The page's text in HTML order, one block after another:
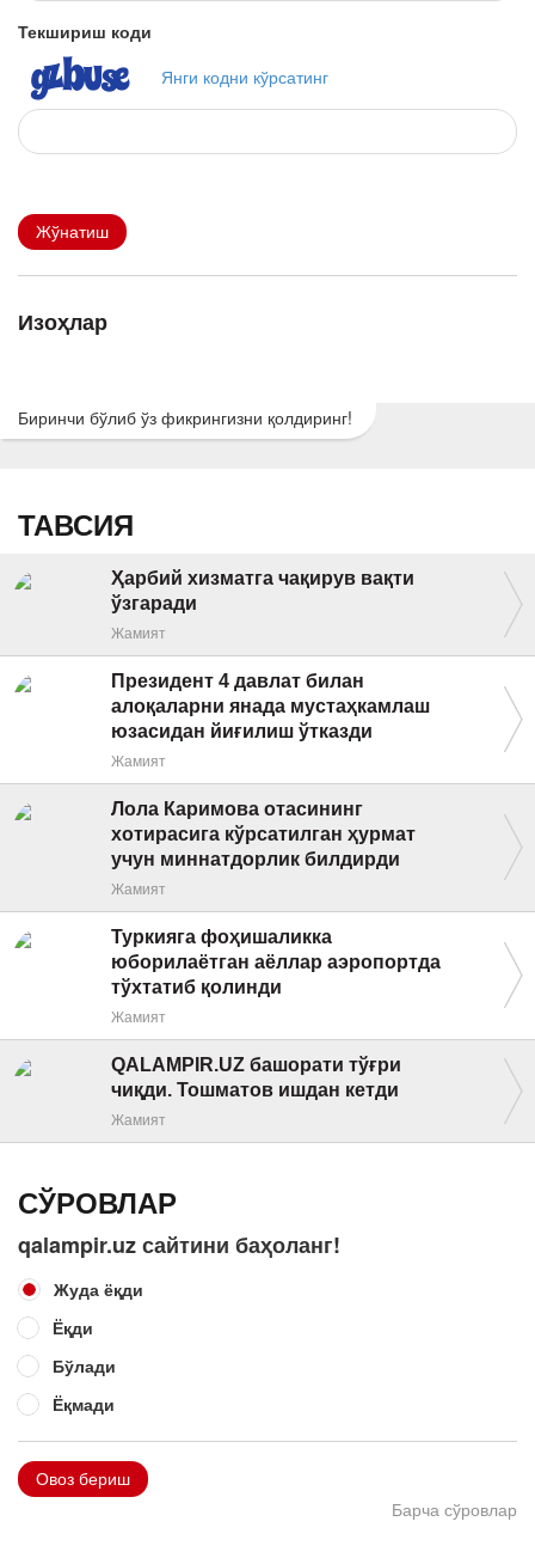
Текшириш коди
Янги кодни кўрсатинг
Жўнатиш
Изоҳлар
Биринчи бўлиб ўз фикрингизни қолдиринг!
ТАВСИЯ
Ҳарбий хизматга чақирув вақти
ўзгаради
Жамият
Президент 4 давлат билан
алоқаларни янада мустаҳкамлаш
юзасидан йиғилиш ўтказди
Жамият
Лола Каримова отасининг
хотирасига кўрсатилган ҳурмат
учун миннатдорлик билдирди
Жамият
Туркияга фоҳишаликка
юборилаётган аёллар аэропортда
тўхтатиб қолинди
Жамият
QALAMPIR.UZ башорати тўғри
чиқди. Тошматов ишдан кетди
Жамият
СЎРОВЛАР
qalampir.uz сайтини баҳоланг!
Жуда ёқди
Ёқди
Бўлади
Ёқмади
Овоз бериш
Барча сўровлар